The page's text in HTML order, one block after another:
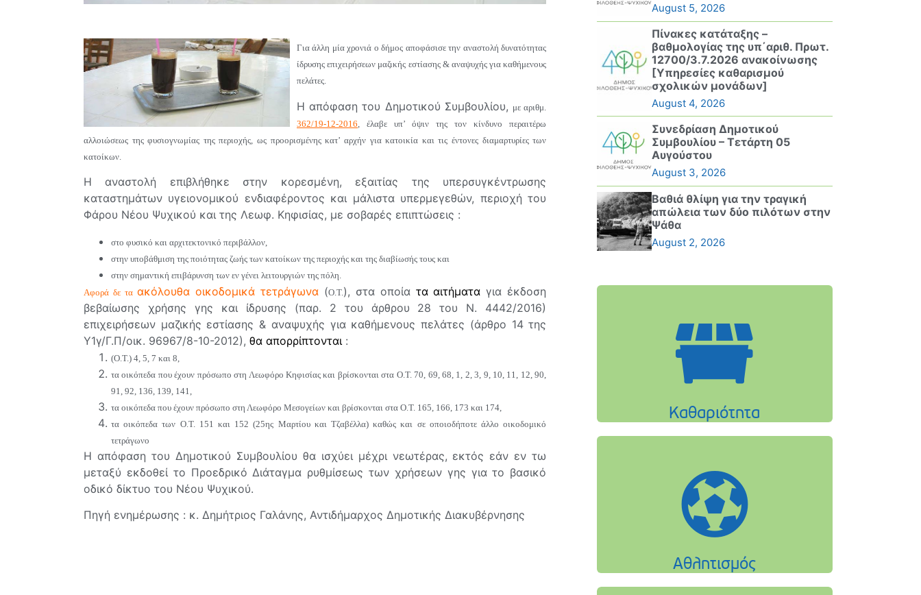
Για άλλη μία χρονιά ο δήμος αποφάσισε την αναστολή δυνατότητας
ίδρυσης επιχειρήσεων μαζικής εστίασης & αναψυχής για καθήμενους
πελάτες.
Η απόφαση του Δημοτικού Συμβουλίου, με αριθμ.
362/19-12-2016 , έλαβε υπ’ όψιν της τον κίνδυνο περαιτέρω
αλλοιώσεως της φυσιογνωμίας της περιοχής, ως προορισμένης κατ’ αρχήν για κατοικία και τις έντονες διαμαρτυρίες των
κατοίκων.
Η αναστολή επιβλήθηκε στην κορεσμένη, εξαιτίας της υπερσυγκέντρωσης
καταστημάτων υγειονομικού ενδιαφέροντος και μάλιστα υπερμεγεθών, περιοχή του
Φάρου Νέου Ψυχικού και της Λεωφ. Κηφισίας, με σοβαρές επιπτώσεις :
στο φυσικό και αρχιτεκτονικό περιβάλλον,
στην υποβάθμιση της ποιότητας ζωής των κατοίκων της περιοχής και της διαβίωσής τους και
στην σημαντική επιβάρυνση των εν γένει λειτουργιών της πόλη.
Αφορά δε τα ακόλουθα οικοδομικά τετράγωνα(Ο.Τ. ), στα οποία τα αιτήματα για έκδοση
βεβαίωσης χρήσης γης και ίδρυσης (παρ. 2 του άρθρου 28 του Ν. 4442/2016)
επιχειρήσεων μαζικής εστίασης & αναψυχής για καθήμενους πελάτες (άρθρο 14 της
Υ1γ/Γ.Π/οικ. 96967/8-10-2012), θα απορρίπτονται :
(Ο.Τ.) 4, 5, 7 και 8,
τα οικόπεδα που έχουν πρόσωπο στη Λεωφόρο Κηφισίας και βρίσκονται στα Ο.Τ. 70, 69, 68, 1, 2, 3, 9, 10, 11, 12, 90,
91, 92, 136, 139, 141,
τα οικόπεδα που έχουν πρόσωπο στη Λεωφόρο Μεσογείων και βρίσκονται στα Ο.Τ. 165, 166, 173 και 174,
τα οικόπεδα των Ο.Τ. 151 και 152 (25ης Μαρτίου και Τζαβέλλα) καθώς και σε οποιοδήποτε άλλο οικοδομικό
τετράγωνο
Η απόφαση του Δημοτικού Συμβουλίου θα ισχύει μέχρι νεωτέρας, εκτός εάν εν τω
μεταξύ εκδοθεί το Προεδρικό Διάταγμα ρυθμίσεως των χρήσεων γης για το βασικό
οδικό δίκτυο του Νέου Ψυχικού.
Πηγή ενημέρωσης : κ. Δημήτριος Γαλάνης, Αντιδήμαρχος Δημοτικής Διακυβέρνησης
August 5, 2026
Πίνακες κατάταξης –
βαθμολογίας της υπ΄αριθ. Πρωτ.
12700/3.7.2026 ανακοίνωσης
[Υπηρεσίες καθαρισμού
σχολικών μονάδων]
August 4, 2026
Συνεδρίαση Δημοτικού
Συμβουλίου – Τετάρτη 05
Αυγούστου
August 3, 2026
Βαθιά θλίψη για την τραγική
απώλεια των δύο πιλότων στην
Ψάθα
August 2, 2026